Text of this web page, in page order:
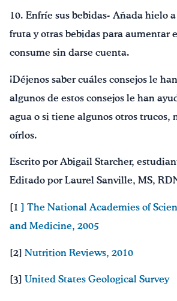
10. Enfríe sus bebidas- Añada hielo
fruta y otras bebidas para aumentar
consume sin darse cuenta.
¡Déjenos saber cuáles consejos le
algunos de estos consejos le han
agua o si tiene algunos otros trucos,
oírlos.
Escrito por Abigail Starcher,
Editado por Laurel Sanville, MS,
[1 ] The National Academies of
and Medicine, 2005
[2] Nutrition Reviews, 2010
[3] United States Geological Survey